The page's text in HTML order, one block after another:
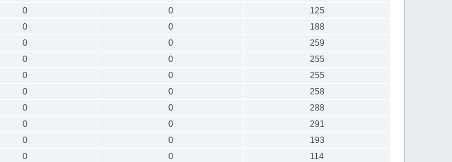
0 0
125
0 0
188
0 0
259
0 0
255
0 0
255
0 0
258
0 0
288
0 0
291
0 0
193
0 0
114